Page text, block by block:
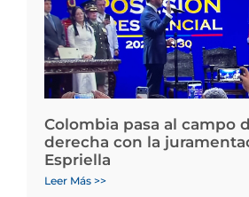
Colombia pasa al campo
derecha con la
Espriella
Leer Más >>